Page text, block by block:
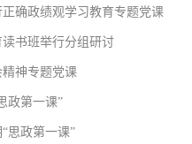
确政绩观学习教育专题党课
书班举行分组研讨
神专题党课
政第一课”
思政第一课”